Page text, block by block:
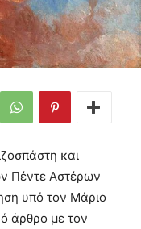
και
Πέντε Αστέρων
υπό τον Μάριο
άρθρο με τον